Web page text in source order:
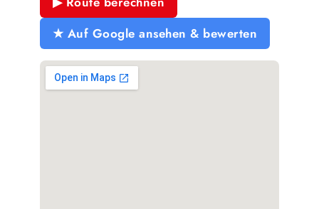
★ Auf Google ansehen & bewerten